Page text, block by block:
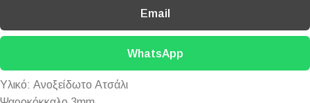
Email
WhatsApp
Υλικό: Ανοξείδωτο Ατσάλι